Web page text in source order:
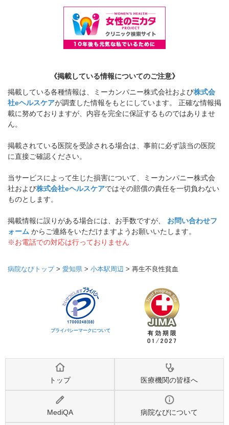
《掲載している情報についてのご注意》
掲載している各種情報は、ミーカンパニー株式会社および株式会
社eヘルスケアが調査した情報をもとにしています。 正確な情報掲
載に努めておりますが、内容を完全に保証するものではありませ
ん。
掲載されている医院を受診される場合は、事前に必ず該当の医院
に直接ご確認ください。
当サービスによって生じた損害について、ミーカンパニー株式会
社および株式会社eヘルスケアではその賠償の責任を一切負わない
ものとします。
掲載情報に誤りがある場合には、お手数ですが、 お問い合わせフ
ォーム からご連絡をいただけますようお願いいたします。
※お電話での対応は行っておりません
病院なびトップ> 愛知県 > 小本駅周辺 > 再生不良性貧血
プライバシーマークについて
トップ 医療機関の皆様へ
MediQA 病院なびについて